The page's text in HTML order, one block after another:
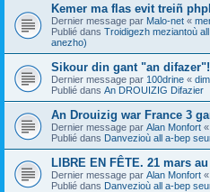
Kemer ma flas evit treiñ
Dernier message par Malo-net «
Publié dans Troidigezh meziantoù
anezho)
Sikour din gant "an difazer"!
Dernier message par 100drine «
Publié dans An DROUIZIG Difazier
An Drouizig war France 3
Dernier message par Alan Monfort «
Publié dans Danvezioù all a-bep
LIBRE EN FÊTE. 21 mars
Dernier message par Alan Monfort «
Publié dans Danvezioù all a-bep